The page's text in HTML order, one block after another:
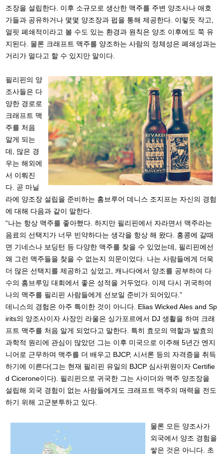
조장을 설립한다. 이후 소규모로 생산한 맥주를 주변 양조사나 애호
가들과 공유하거나 몇몇 양조장과 펍을 통해 제공한다. 이렇듯 작고,
얼핏 폐쇄적이라고 볼 수도 있는 환경과 원칙은 양조 이후에도 쭉 유
지된다. 물론 크래프트 맥주를 양조하는 사람의 정체성은 폐쇄성과는
거리가 멀다고 할 수 있지만 말이다.
필리핀의 양
조사들은 다
양한 경로로
크래프트 맥
주를 처음
알게 되는
데, 많은 경
우는 해외에
서 이뤄진
다. 곧 마닐
라에 양조장 설립을 준비하는 홈브루어 데니스 조지프는 자신의 경험
에 대해 다음과 같이 말한다.
“나는 항상 맥주를 좋아했다. 하지만 필리핀에서 자라면서 맥주라는
음료의 선택지가 너무 빈약하다는 생각을 항상 해 왔다. 홍콩에 갈때
면 기네스나 보딩턴 등 다양한 맥주를 찾을 수 있었는데, 필리핀에선
왜 그런 맥주들을 찾을 수 없는지 의문이었다. 나는 사람들에게 더욱
더 많은 선택지를 제공하고 싶었고, 캐나다에서 양조를 공부하여 다
수의 홈브루잉 대회에서 좋은 성적을 거두었다. 이제 다시 귀국하여
나의 맥주를 필리핀 사람들에게 선보일 준비가 되어있다.”
데니스의 경험은 아주 특이한 것이 아니다. Elias Wicked Ales and Sp
irits의 양조사이자 사장인 라울은 싱가포르에서 DJ 생활을 하며 크래
프트 맥주를 처음 알게 되었다고 말한다. 특히 효모의 역할과 발효의
과학적 원리에 관심이 많았던 그는 이후 미국으로 이주해 5년간 엔지
니어로 근무하며 맥주를 더 배우고 BJCP, 시서론 등의 자격증을 취득
하기에 이른다(그는 현재 필리핀 유일의 BJCP 심사위원이자 Certifie
d Cicerone이다). 필리핀으로 귀국한 그는 사이더와 맥주 양조장을
설립해 외국 경험이 없는 사람들에게도 크래프트 맥주의 매력을 전도
하기 위해 고군분투하고 있다.
물론 모든 양조사가
외국에서 양조 경험을
쌓은 것은 아니다. 초